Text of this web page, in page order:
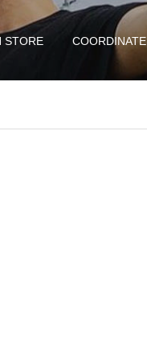
STORE COORDINATE